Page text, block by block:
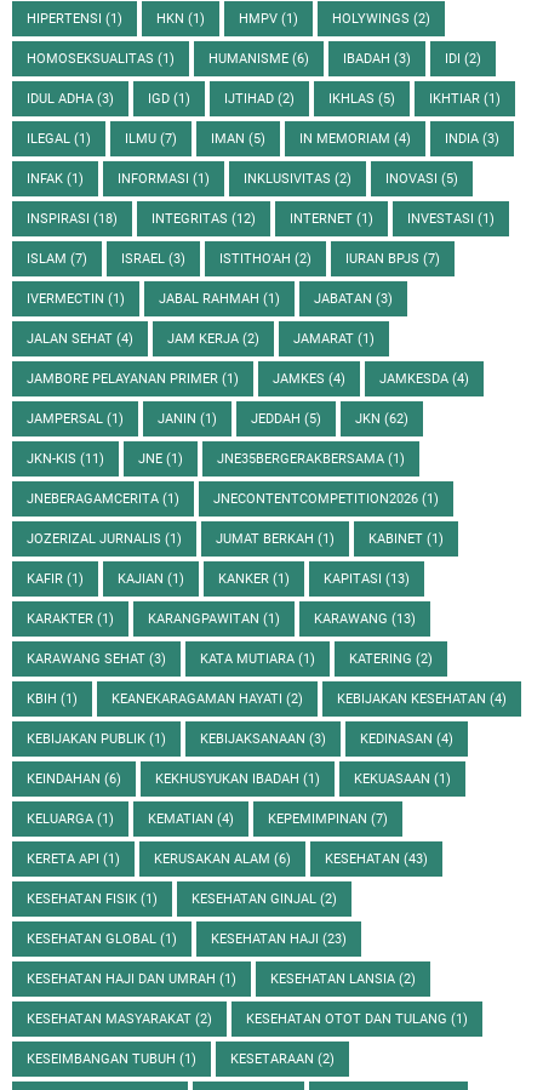
HIPERTENSI (1) HKN (1) HMPV (1) HOLYWINGS (2)
HOMOSEKSUALITAS (1) HUMANISME (6) IBADAH (3) IDI (2)
IDUL ADHA (3) IGD (1) IJTIHAD (2) IKHLAS (5) IKHTIAR (1)
ILEGAL (1) ILMU (7) IMAN (5) IN MEMORIAM (4) INDIA (3)
INFAK (1) INFORMASI (1) INKLUSIVITAS (2) INOVASI (5)
INSPIRASI (18) INTEGRITAS (12) INTERNET (1) INVESTASI (1)
ISLAM (7) ISRAEL (3) ISTITHO'AH (2) IURAN BPJS (7)
IVERMECTIN (1) JABAL RAHMAH (1) JABATAN (3)
JALAN SEHAT (4) JAM KERJA (2) JAMARAT (1)
JAMBORE PELAYANAN PRIMER (1) JAMKES (4) JAMKESDA (4)
JAMPERSAL (1) JANIN (1) JEDDAH (5) JKN (62)
JKN-KIS (11) JNE (1) JNE35BERGERAKBERSAMA (1)
JNEBERAGAMCERITA (1) JNECONTENTCOMPETITION2026 (1)
JOZERIZAL JURNALIS (1) JUMAT BERKAH (1) KABINET (1)
KAFIR (1) KAJIAN (1) KANKER (1) KAPITASI (13)
KARAKTER (1) KARANGPAWITAN (1) KARAWANG (13)
KARAWANG SEHAT (3) KATA MUTIARA (1) KATERING (2)
KBIH (1) KEANEKARAGAMAN HAYATI (2) KEBIJAKAN KESEHATAN (4)
KEBIJAKAN PUBLIK (1) KEBIJAKSANAAN (3) KEDINASAN (4)
KEINDAHAN (6) KEKHUSYUKAN IBADAH (1) KEKUASAAN (1)
KELUARGA (1) KEMATIAN (4) KEPEMIMPINAN (7)
KERETA API (1) KERUSAKAN ALAM (6) KESEHATAN (43)
KESEHATAN FISIK (1) KESEHATAN GINJAL (2)
KESEHATAN GLOBAL (1) KESEHATAN HAJI (23)
KESEHATAN HAJI DAN UMRAH (1) KESEHATAN LANSIA (2)
KESEHATAN MASYARAKAT (2) KESEHATAN OTOT DAN TULANG (1)
KESEIMBANGAN TUBUH (1) KESETARAAN (2)